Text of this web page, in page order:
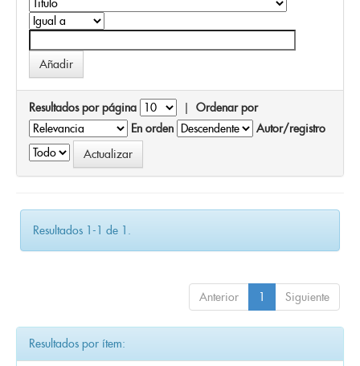
Resultados por página | Ordenar por
En orden
Autor/registro
Resultados 1-1 de 1.
Anterior 1 Siguiente
Resultados por ítem: